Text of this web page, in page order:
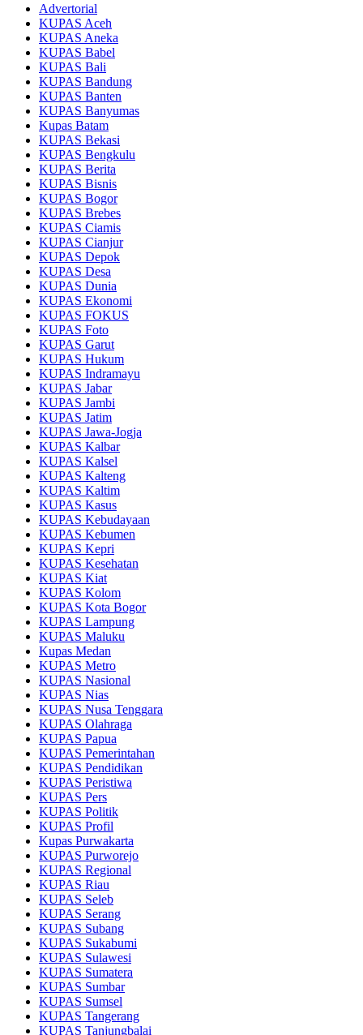
Advertorial
KUPAS Aceh
KUPAS Aneka
KUPAS Babel
KUPAS Bali
KUPAS Bandung
KUPAS Banten
KUPAS Banyumas
Kupas Batam
KUPAS Bekasi
KUPAS Bengkulu
KUPAS Berita
KUPAS Bisnis
KUPAS Bogor
KUPAS Brebes
KUPAS Ciamis
KUPAS Cianjur
KUPAS Depok
KUPAS Desa
KUPAS Dunia
KUPAS Ekonomi
KUPAS FOKUS
KUPAS Foto
KUPAS Garut
KUPAS Hukum
KUPAS Indramayu
KUPAS Jabar
KUPAS Jambi
KUPAS Jatim
KUPAS Jawa-Jogja
KUPAS Kalbar
KUPAS Kalsel
KUPAS Kalteng
KUPAS Kaltim
KUPAS Kasus
KUPAS Kebudayaan
KUPAS Kebumen
KUPAS Kepri
KUPAS Kesehatan
KUPAS Kiat
KUPAS Kolom
KUPAS Kota Bogor
KUPAS Lampung
KUPAS Maluku
Kupas Medan
KUPAS Metro
KUPAS Nasional
KUPAS Nias
KUPAS Nusa Tenggara
KUPAS Olahraga
KUPAS Papua
KUPAS Pemerintahan
KUPAS Pendidikan
KUPAS Peristiwa
KUPAS Pers
KUPAS Politik
KUPAS Profil
Kupas Purwakarta
KUPAS Purworejo
KUPAS Regional
KUPAS Riau
KUPAS Seleb
KUPAS Serang
KUPAS Subang
KUPAS Sukabumi
KUPAS Sulawesi
KUPAS Sumatera
KUPAS Sumbar
KUPAS Sumsel
KUPAS Tangerang
KUPAS Tanjungbalai